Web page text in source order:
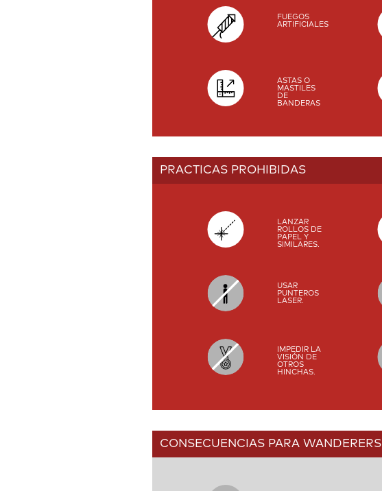
FUEGOS
ARTIFICIALES
ASTAS O
MASTILES
DE
BANDERAS
PRACTICAS PROHIBIDAS
LANZAR
ROLLOS DE
PAPEL Y
SIMILARES.
USAR
PUNTEROS
LASER.
IMPEDIR LA
VISIÓN DE
OTROS
HINCHAS.
CONSECUENCIAS PARA WANDERERS